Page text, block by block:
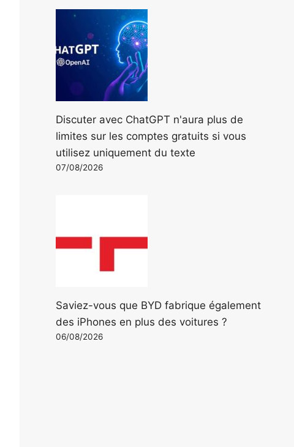
Discuter avec ChatGPT n'aura plus de
limites sur les comptes gratuits si vous
utilisez uniquement du texte
07/08/2026
Saviez-vous que BYD fabrique également
des iPhones en plus des voitures ?
06/08/2026